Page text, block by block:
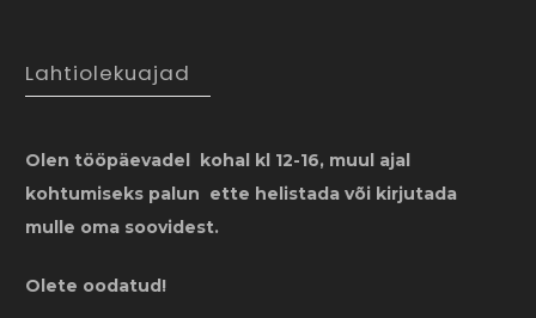
Lahtiolekuajad
Olen tööpäevadel kohal kl 12-16, muul ajal
kohtumiseks palun ette helistada või kirjutada
mulle oma soovidest.
Olete oodatud!